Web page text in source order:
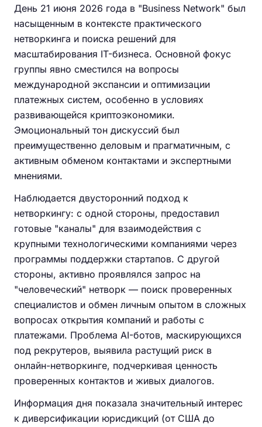
День 21 июня 2026 года в "Business Network" был
насыщенным в контексте практического
нетворкинга и поиска решений для
масштабирования IT-бизнеса. Основной фокус
группы явно сместился на вопросы
международной экспансии и оптимизации
платежных систем, особенно в условиях
развивающейся криптоэкономики.
Эмоциональный тон дискуссий был
преимущественно деловым и прагматичным, с
активным обменом контактами и экспертными
мнениями.
Наблюдается двусторонний подход к
нетворкингу: с одной стороны, предоставил
готовые "каналы" для взаимодействия с
крупными технологическими компаниями через
программы поддержки стартапов. С другой
стороны, активно проявлялся запрос на
"человеческий" нетворк — поиск проверенных
специалистов и обмен личным опытом в сложных
вопросах открытия компаний и работы с
платежами. Проблема AI-ботов, маскирующихся
под рекрутеров, выявила растущий риск в
онлайн-нетворкинге, подчеркивая ценность
проверенных контактов и живых диалогов.
Информация дня показала значительный интерес
к диверсификации юрисдикций (от США до